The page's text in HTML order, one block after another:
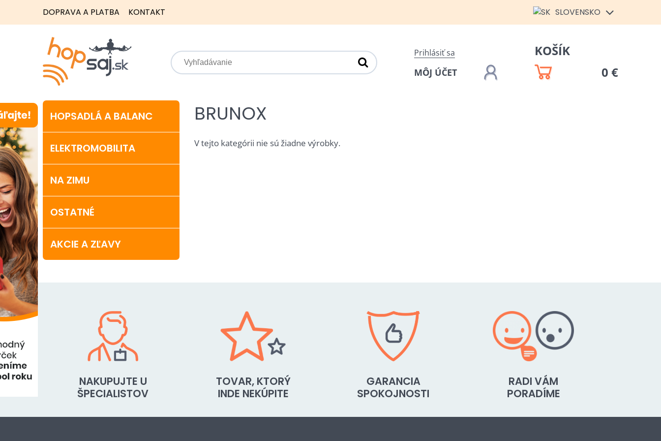
DOPRAVA A PLATBA KONTAKT SLOVENSKO
Prihlásiť sa
MÔJ ÚČET
KOŠÍK
0 €
HOPSADLÁ A BALANC
ELEKTROMOBILITA
NA ZIMU
OSTATNÉ
AKCIE A ZĽAVY
BRUNOX
V tejto kategórii nie sú žiadne výrobky.
NAKUPUJTE U
ŠPECIALISTOV
TOVAR, KTORÝ
INDE NEKÚPITE
GARANCIA
SPOKOJNOSTI
RADI VÁM
PORADÍME